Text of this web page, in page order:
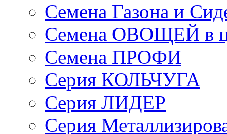
Семена Газона и
Семена ОВОЩЕЙ в
Семена ПРОФИ
Серия КОЛЬЧУГА
Серия ЛИДЕР
Серия